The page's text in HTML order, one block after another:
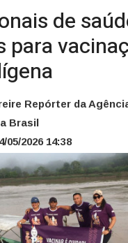
de
para
Repórter da
Brasil
05/2026 14:38